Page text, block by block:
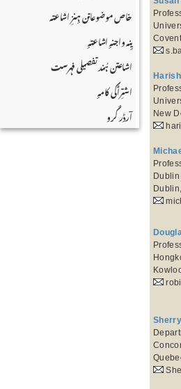
خاص موضوعاتن ہٕنزِ اشاعتہ
یٕنہ واجنہٕ اشاعتہٕ
اشاعتن ہُند تفصیلی فہرست
اشتِرٲکی کامہٕ
آرڈر کٔرو
New